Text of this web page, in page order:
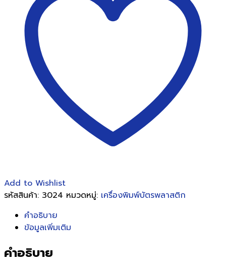
Add to Wishlist
รหัสสินค้า: 3024 หมวดหมู่: เครื่องพิมพ์บัตรพลาสติก
คำอธิบาย
ข้อมูลเพิ่มเติม
คำอธิบาย